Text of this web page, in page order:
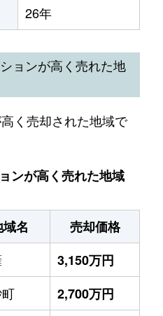
26年
ョンが高く売れた地
く売却された地域で
ンが高く売れた地域
名
売却価格
3,150万円
2,700万円